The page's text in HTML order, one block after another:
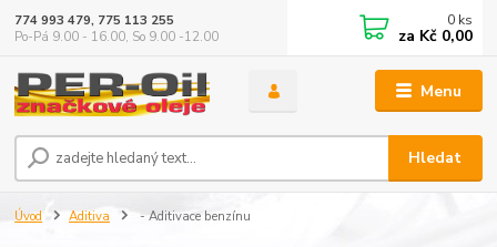
Menu
Hledat
774 993 479, 775 113 255
Po-Pá 9.00 - 16.00, So 9.00 -12.00
0 ks
za Kč 0,00
Úvod Aditiva - Aditivace benzínu